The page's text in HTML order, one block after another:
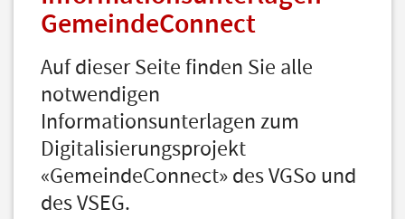
GemeindeConnect
Auf dieser Seite finden Sie alle
notwendigen
Informationsunterlagen zum
Digitalisierungsprojekt
«GemeindeConnect» des VGSo und
des VSEG.